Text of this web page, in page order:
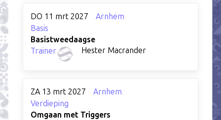
DO 11 mrt 2027
Arnhem
Basis
Basistweedaagse
Trainer
Hester Macrander
ZA 13 mrt 2027
Arnhem
Verdieping
Omgaan met Triggers